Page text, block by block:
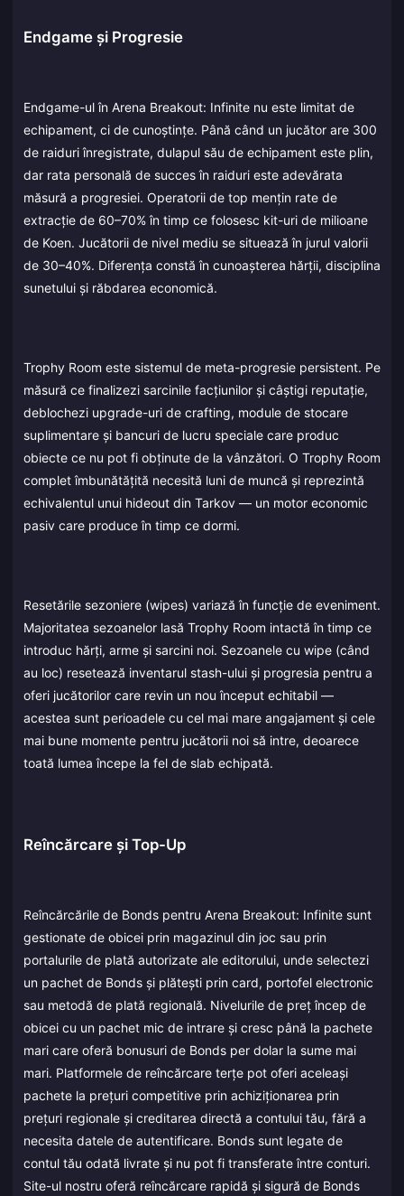
Endgame și Progresie
Endgame-ul în Arena Breakout: Infinite nu este limitat de
echipament, ci de cunoștințe. Până când un jucător are 300
de raiduri înregistrate, dulapul său de echipament este plin,
dar rata personală de succes în raiduri este adevărata
măsură a progresiei. Operatorii de top mențin rate de
extracție de 60–70% în timp ce folosesc kit-uri de milioane
de Koen. Jucătorii de nivel mediu se situează în jurul valorii
de 30–40%. Diferența constă în cunoașterea hărții, disciplina
sunetului și răbdarea economică.
Trophy Room este sistemul de meta-progresie persistent. Pe
măsură ce finalizezi sarcinile facțiunilor și câștigi reputație,
deblochezi upgrade-uri de crafting, module de stocare
suplimentare și bancuri de lucru speciale care produc
obiecte ce nu pot fi obținute de la vânzători. O Trophy Room
complet îmbunătățită necesită luni de muncă și reprezintă
echivalentul unui hideout din Tarkov — un motor economic
pasiv care produce în timp ce dormi.
Resetările sezoniere (wipes) variază în funcție de eveniment.
Majoritatea sezoanelor lasă Trophy Room intactă în timp ce
introduc hărți, arme și sarcini noi. Sezoanele cu wipe (când
au loc) resetează inventarul stash-ului și progresia pentru a
oferi jucătorilor care revin un nou început echitabil —
acestea sunt perioadele cu cel mai mare angajament și cele
mai bune momente pentru jucătorii noi să intre, deoarece
toată lumea începe la fel de slab echipată.
Reîncărcare și Top-Up
Reîncărcările de Bonds pentru Arena Breakout: Infinite sunt
gestionate de obicei prin magazinul din joc sau prin
portalurile de plată autorizate ale editorului, unde selectezi
un pachet de Bonds și plătești prin card, portofel electronic
sau metodă de plată regională. Nivelurile de preț încep de
obicei cu un pachet mic de intrare și cresc până la pachete
mari care oferă bonusuri de Bonds per dolar la sume mai
mari. Platformele de reîncărcare terțe pot oferi aceleași
pachete la prețuri competitive prin achiziționarea prin
prețuri regionale și creditarea directă a contului tău, fără a
necesita datele de autentificare. Bonds sunt legate de
contul tău odată livrate și nu pot fi transferate între conturi.
Site-ul nostru oferă reîncărcare rapidă și sigură de Bonds